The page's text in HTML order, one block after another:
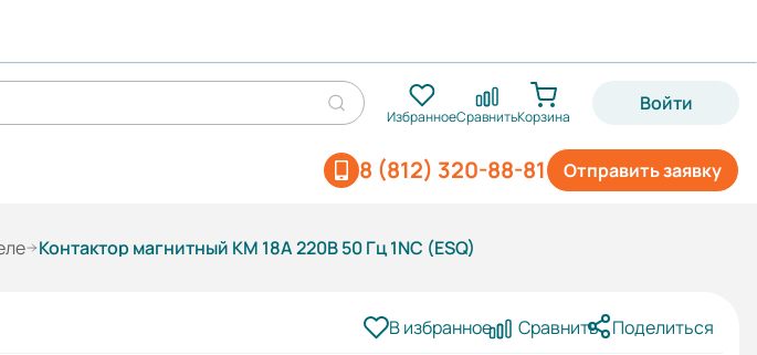
ИзбранноеСравнитьКорзина
Войти
Отправить заявку
8 (812) 320-88-81
Контактор магнитный КМ 18А 220В 50 Гц 1NC (ESQ)
В избранное Сравнить Поделиться